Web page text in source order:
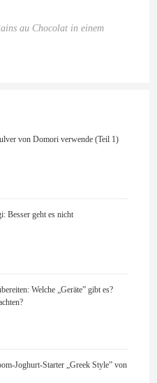
au Chocolat in einem
von Domori verwende (Teil 1)
Besser geht es nicht
Welche „Geräte” gibt es?
Joghurt-Starter „Greek Style” von